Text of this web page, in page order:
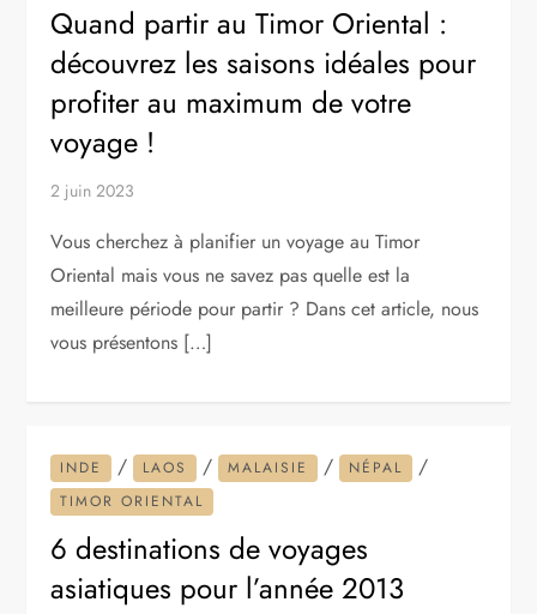
Quand partir au Timor Oriental :
découvrez les saisons idéales pour
profiter au maximum de votre
voyage !
2 juin 2023
Vous cherchez à planifier un voyage au Timor
Oriental mais vous ne savez pas quelle est la
meilleure période pour partir ? Dans cet article, nous
vous présentons […]
INDE / LAOS / MALAISIE / NÉPAL /
TIMOR ORIENTAL
6 destinations de voyages
asiatiques pour l’année 2013